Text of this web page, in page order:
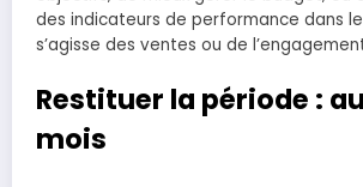
des indicateurs de performance dans le
s’agisse des ventes ou de
Restituer la période :
mois